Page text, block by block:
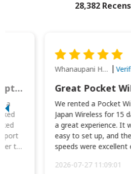
28,382
This was wonderful option to a family of four. Everything worked smoothly.
a
to
Whanaupani Henry Joseph Macown
We rented a Pocket
Japan Wireless for 15
a great experience. It
easy to set up, and
speeds were excellent
2026-07-27 11:09:01